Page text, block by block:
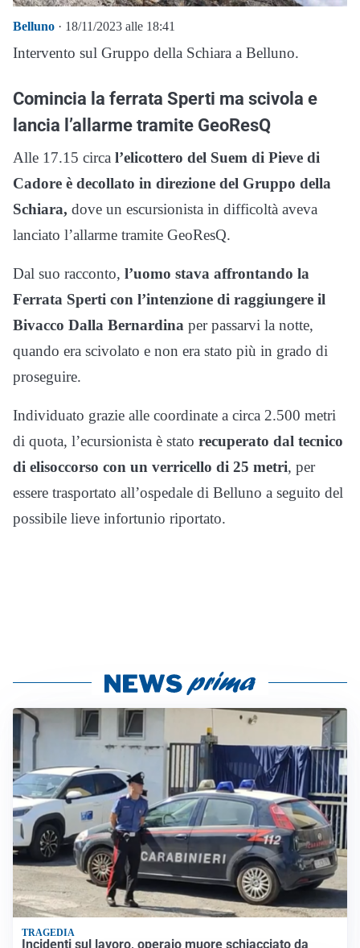
Belluno · 18/11/2023 alle 18:41
Intervento sul Gruppo della Schiara a Belluno.
Comincia la ferrata Sperti ma scivola e
lancia l’allarme tramite GeoResQ
Alle 17.15 circa l’elicottero del Suem di Pieve di
Cadore è decollato in direzione del Gruppo della
Schiara, dove un escursionista in difficoltà aveva
lanciato l’allarme tramite GeoResQ.
Dal suo racconto, l’uomo stava affrontando la
Ferrata Sperti con l’intenzione di raggiungere il
Bivacco Dalla Bernardina per passarvi la notte,
quando era scivolato e non era stato più in grado di
proseguire.
Individuato grazie alle coordinate a circa 2.500 metri
di quota, l’ecursionista è stato recuperato dal tecnico
di elisoccorso con un verricello di 25 metri, per
essere trasportato all’ospedale di Belluno a seguito del
possibile lieve infortunio riportato.
TRAGEDIA
Incidenti sul lavoro, operaio muore schiacciato da